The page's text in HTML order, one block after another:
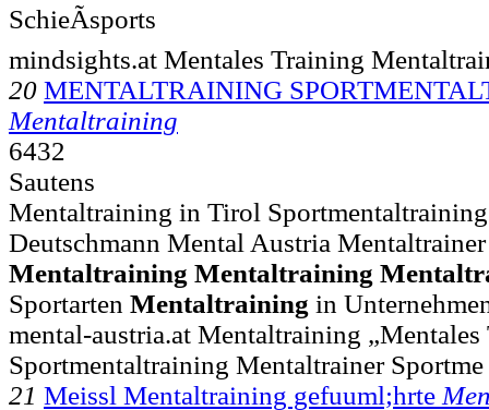
SchieÃsports
mindsights.at Mentales Training
20 MENTALTRAINING
Mentaltraining
6432
Sautens
Mentaltraining in Tirol
Deutschmann Mental Austria
Mentaltraining Mentaltraining
Sportarten Mentaltraining in
mental-austria.at Mentaltraining
Sportmentaltraining Mentaltrainer Sportme
21 Meissl Mentaltraining gefuuml;hrte